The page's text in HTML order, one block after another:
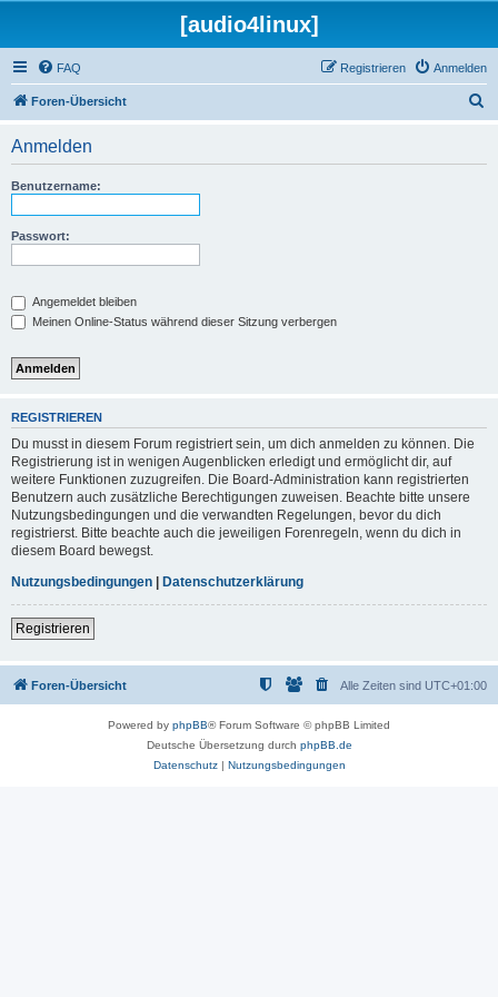
[audio4linux]
FAQ Anmelden
Registrieren
Foren-Übersicht
Anmelden
Benutzername:
Passwort:
Angemeldet bleiben
Meinen Online-Status während dieser Sitzung verbergen
REGISTRIEREN
Du musst in diesem Forum registriert sein, um dich anmelden zu können. Die
Registrierung ist in wenigen Augenblicken erledigt und ermöglicht dir, auf
weitere Funktionen zuzugreifen. Die Board-Administration kann registrierten
Benutzern auch zusätzliche Berechtigungen zuweisen. Beachte bitte unsere
Nutzungsbedingungen und die verwandten Regelungen, bevor du dich
registrierst. Bitte beachte auch die jeweiligen Forenregeln, wenn du dich in
diesem Board bewegst.
Nutzungsbedingungen | Datenschutzerklärung
Registrieren
Foren-Übersicht Alle Zeiten sind UTC+01:00
Powered by phpBB® Forum Software © phpBB Limited
Deutsche Übersetzung durch phpBB.de
Datenschutz| Nutzungsbedingungen